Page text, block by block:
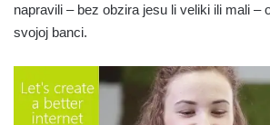
napravili – bez obzira jesu li veliki ili mali –
svojoj banci.